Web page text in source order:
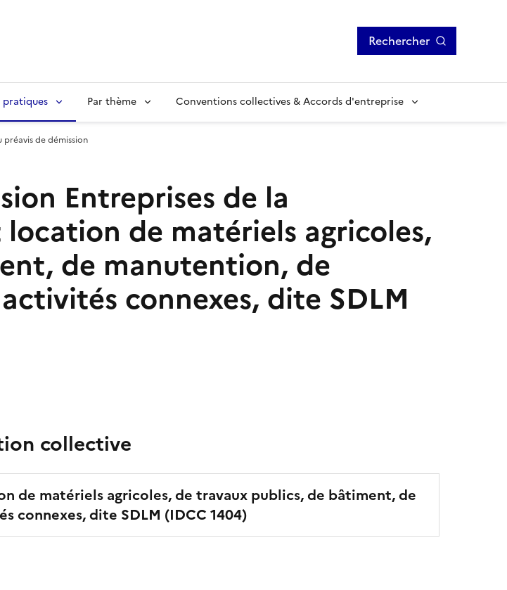
Rechercher
pratiques Par thème Conventions collectives & Accords d'entreprise
préavis de démission
Entreprises de la
de matériels agricoles,
de manutention, de
connexes, dite SDLM
collective
de matériels agricoles, de travaux publics, de bâtiment, de
connexes, dite SDLM (IDCC 1404)